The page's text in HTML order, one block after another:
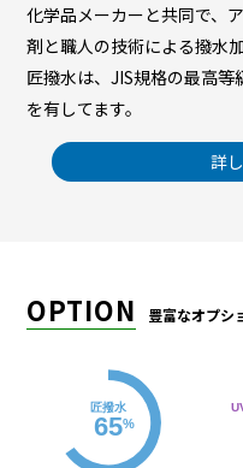
化学品メーカーと共同で、
剤と職人の技術による撥水
匠撥水は、JIS規格の最高
を有してます。
詳
OPTION 豊富なオプシ
匠撥水
65%